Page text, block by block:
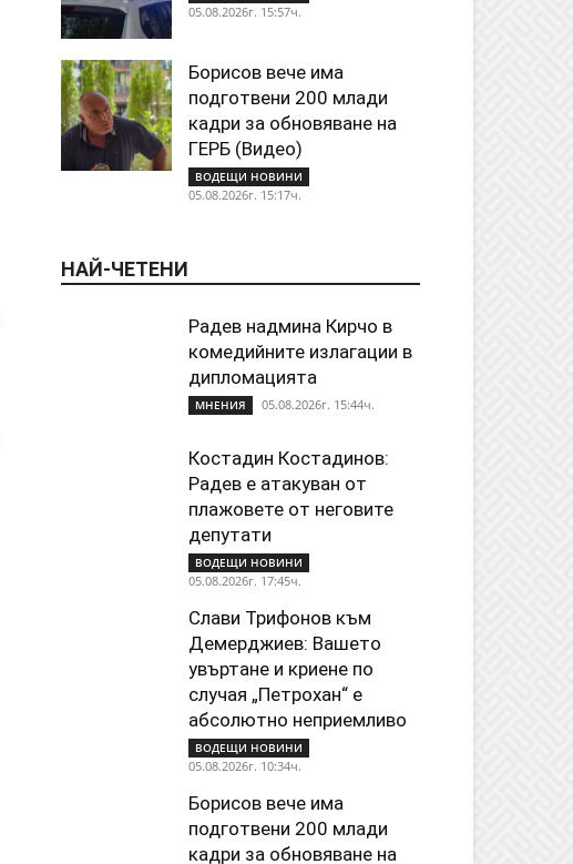
05.08.2026г. 15:57ч.
Борисов вече има
подготвени 200 млади
кадри за обновяване на
ГЕРБ (Видео)
ВОДЕЩИ НОВИНИ
05.08.2026г. 15:17ч.
НАЙ-ЧЕТЕНИ
Радев надмина Кирчо в
комедийните излагации в
дипломацията
МНЕНИЯ 05.08.2026г. 15:44ч.
Костадин Костадинов:
Радев е атакуван от
плажoвете от неговите
депутати
ВОДЕЩИ НОВИНИ
05.08.2026г. 17:45ч.
Слави Трифонов към
Демерджиев: Вашето
увъртане и криене по
случая „Петрохан“ е
абсолютно неприемливо
ВОДЕЩИ НОВИНИ
05.08.2026г. 10:34ч.
Борисов вече има
подготвени 200 млади
кадри за обновяване на